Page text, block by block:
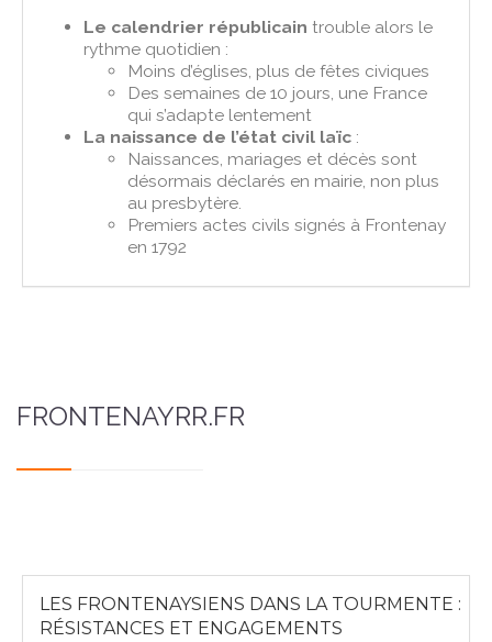
Le calendrier républicain trouble alors le
rythme quotidien :
Moins d’églises, plus de fêtes civiques
Des semaines de 10 jours, une France
qui s’adapte lentement
La naissance de l’état civil laïc :
Naissances, mariages et décès sont
désormais déclarés en mairie, non plus
au presbytère.
Premiers actes civils signés à Frontenay
en 1792
FRONTENAYRR.FR
LES FRONTENAYSIENS DANS LA TOURMENTE :
RÉSISTANCES ET ENGAGEMENTS